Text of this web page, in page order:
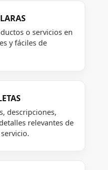
o servicios en
y fáciles de
descripciones,
relevantes de